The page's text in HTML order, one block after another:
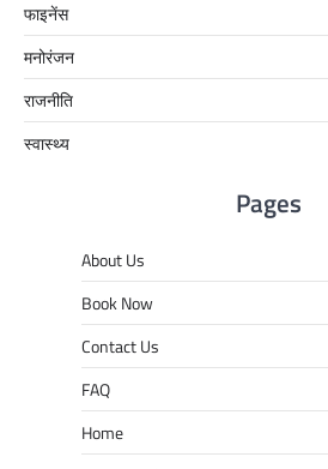
फाइनेंस
मनोरंजन
राजनीति
स्वास्थ्य
Pages
About Us
Book Now
Contact Us
FAQ
Home